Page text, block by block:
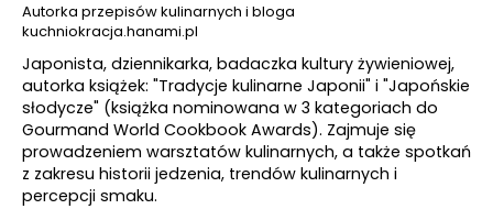
Autorka przepisów kulinarnych i bloga
kuchniokracja.hanami.pl
Japonista, dziennikarka, badaczka kultury żywieniowej,
autorka książek: "Tradycje kulinarne Japonii" i "Japońskie
słodycze" (książka nominowana w 3 kategoriach do
Gourmand World Cookbook Awards). Zajmuje się
prowadzeniem warsztatów kulinarnych, a także spotkań
z zakresu historii jedzenia, trendów kulinarnych i
percepcji smaku.